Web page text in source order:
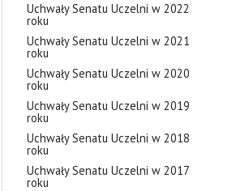
Uchwały Senatu Uczelni w 2022
roku
Uchwały Senatu Uczelni w 2021
roku
Uchwały Senatu Uczelni w 2020
roku
Uchwały Senatu Uczelni w 2019
roku
Uchwały Senatu Uczelni w 2018
roku
Uchwały Senatu Uczelni w 2017
roku